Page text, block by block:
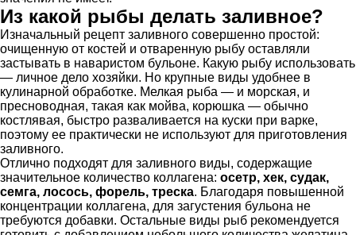
Из какой рыбы делать заливное?
Изначальный рецепт заливного совершенно простой:
очищенную от костей и отваренную рыбу оставляли
застывать в наваристом бульоне. Какую рыбу использовать
— личное дело хозяйки. Но крупные виды удобнее в
кулинарной обработке. Мелкая рыба — и морская, и
пресноводная, такая как мойва, корюшка — обычно
костлявая, быстро разваливается на куски при варке,
поэтому ее практически не используют для приготовления
заливного.
Отлично подходят для заливного виды, содержащие
значительное количество коллагена: осетр, хек, судак,
семга, лосось, форель, треска. Благодаря повышенной
концентрации коллагена, для загустения бульона не
требуются добавки. Остальные виды рыб рекомендуется